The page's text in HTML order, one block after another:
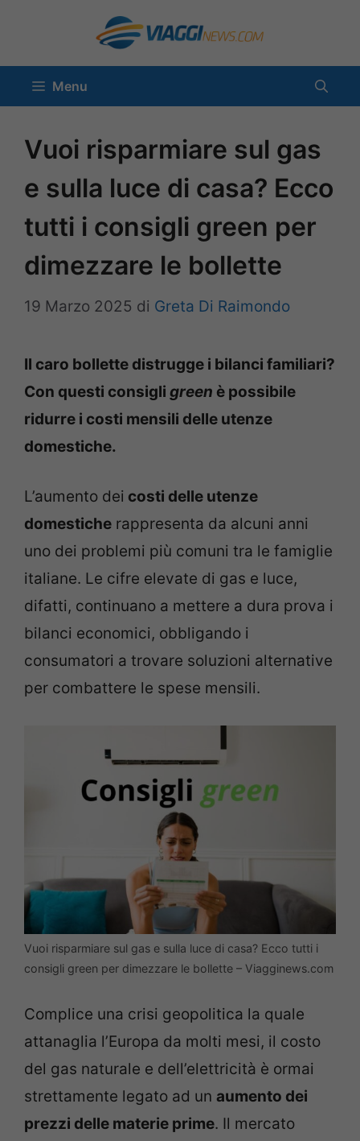
contenuto
Menu
Vuoi risparmiare sul gas
e sulla luce di casa? Ecco
tutti i consigli green per
dimezzare le bollette
19 Marzo 2025 di Greta Di Raimondo
Il caro bollette distrugge i bilanci familiari?
Con questi consigli green è possibile
ridurre i costi mensili delle utenze
domestiche.
L’aumento dei costi delle utenze
domestiche rappresenta da alcuni anni
uno dei problemi più comuni tra le famiglie
italiane. Le cifre elevate di gas e luce,
difatti, continuano a mettere a dura prova i
bilanci economici, obbligando i
consumatori a trovare soluzioni alternative
per combattere le spese mensili.
Vuoi risparmiare sul gas e sulla luce di casa? Ecco tutti i
consigli green per dimezzare le bollette – Viagginews.com
Complice una crisi geopolitica la quale
attanaglia l’Europa da molti mesi, il costo
del gas naturale e dell’elettricità è ormai
strettamente legato ad un aumento dei
prezzi delle materie prime. Il mercato